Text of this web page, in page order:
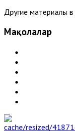
Другие материалы
Мақолалар